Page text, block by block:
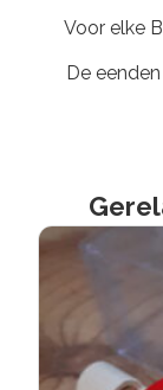
Voor elke
De